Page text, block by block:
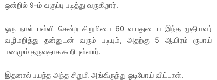
ஒன்றில் 9-ம் வகுப்பு படித்து வருகிறார்.
ஒரு நாள் பள்ளி சென்ற சிறுமியை 60 வயதுடைய இந்த முதியவர்
வழிமறித்து தன்னுடன் வரும் படியும், அதற்கு 5 ஆயிரம் ரூபாய்
பணமும் தருவதாக கூறியுள்ளார்.
இதனால் பயந்த அந்த சிறுமி அங்கிருந்து ஓடிபோய் விட்டாள்.